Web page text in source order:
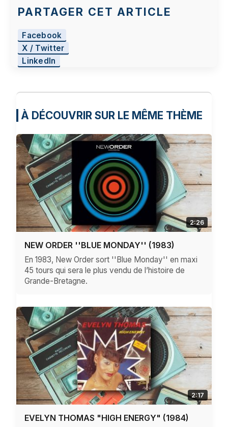
PARTAGER CET ARTICLE
Facebook
X / Twitter
LinkedIn
À DÉCOUVRIR SUR LE MÊME THÈME
2:26
NEW ORDER ''BLUE MONDAY'' (1983)
En 1983, New Order sort ''Blue Monday'' en maxi
45 tours qui sera le plus vendu de l’histoire de
Grande-Bretagne.
2:17
EVELYN THOMAS "HIGH ENERGY" (1984)